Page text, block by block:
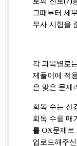
그때부터 세
무사 시험을
각 과목별로
제풀이에 적
은 맞은 문제
회독 수는 신
회독 수를 매
를 OX문제로
업로드해주